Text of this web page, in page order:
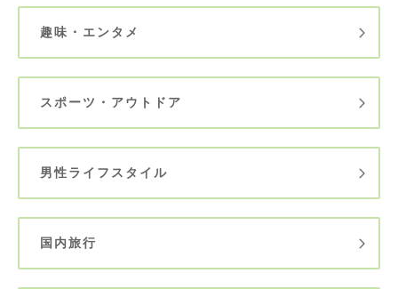
趣味・エンタメ
スポーツ・アウトドア
男性ライフスタイル
国内旅行